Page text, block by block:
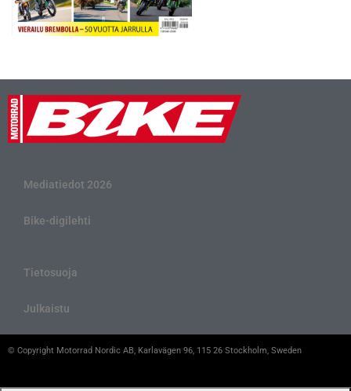
Mediatiedot 2026
Bike-digilehti
Tietosuoja
Julkaistu
© Copyright Motorrad Nordic AB, Karlavägen 96, 115 26 Stockholm, Sweden